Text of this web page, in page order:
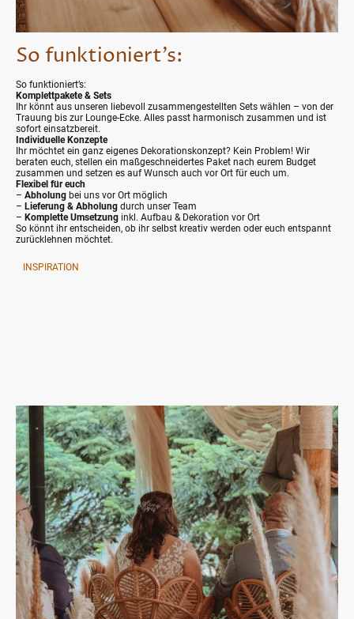
So funktioniert’s:
So funktioniert’s:
Komplettpakete & Sets
Ihr könnt aus unseren liebevoll zusammengestellten Sets wählen – von der
Trauung bis zur Lounge-Ecke. Alles passt harmonisch zusammen und ist
sofort einsatzbereit.
Individuelle Konzepte
Ihr möchtet ein ganz eigenes Dekorationskonzept? Kein Problem! Wir
beraten euch, stellen ein maßgeschneidertes Paket nach eurem Budget
zusammen und setzen es auf Wunsch auch vor Ort für euch um.
Flexibel für euch
– Abholung bei uns vor Ort möglich
– Lieferung & Abholung durch unser Team
– Komplette Umsetzung inkl. Aufbau & Dekoration vor Ort
So könnt ihr entscheiden, ob ihr selbst kreativ werden oder euch entspannt
zurücklehnen möchtet.
INSPIRATION